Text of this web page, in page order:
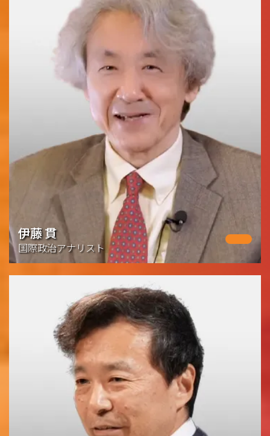
伊藤 貫
国際政治アナリスト